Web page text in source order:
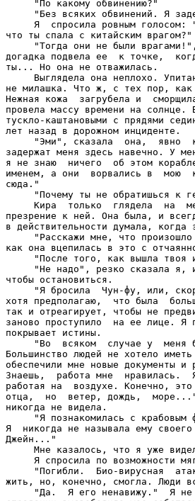
     "По какому обвинению?"
"Без всяких обвинений. Я
Я  спросила ровным голосом:
что ты спала с китайским врагом?"
"Тогда они не были
догадка подвела ее  к точке,
ты... Но она не отважилась.
Выглядела она неплохо.
не милашка. Что ж, с тех пор,
Нежная кожа  загрубела и
провела массу времени на солнце.
тускло-каштановыми с прядями
лет назад в дорожном инциденте.
"Эми", сказала  она,  явно
задержат меня здесь навечно. У
я не знаю  ничего  об этом
именем, а они  ворвались в  мою
сюда."
"Почему ты не обратишься к
Кира  только  глядела  на
презрение к ней. Она была, и
в действительности думала,
"Расскажи мне, что
как она вцепилась в это с
"После того, как вышла твоя
"Не надо", резко сказала я,
чтобы остановиться.
"Я бросила  Чун-фу, или,
хотя предполагаю,  что была
так и отреагирует, чтобы не
заново проступило  на ее лице. Я
покрывает истины.
"Во  всяком  случае у  меня
Большинство людей не хотело
обеспечили мне новые документы
Знаешь,  работа мне  нравилась.
работая на  воздухе. Конечно,
отца,  но  ветер, дождь,
никогда не видела.
"Я познакомилась с крабовым
Я  никогда не называла ему
Джейн..."
Мне казалось, что я уже
Я спросила по возможности
"Погибли.  Био-вирусная
жить, но, конечно, смогла. Люди
"Да.  Я его ненавижу."  Я